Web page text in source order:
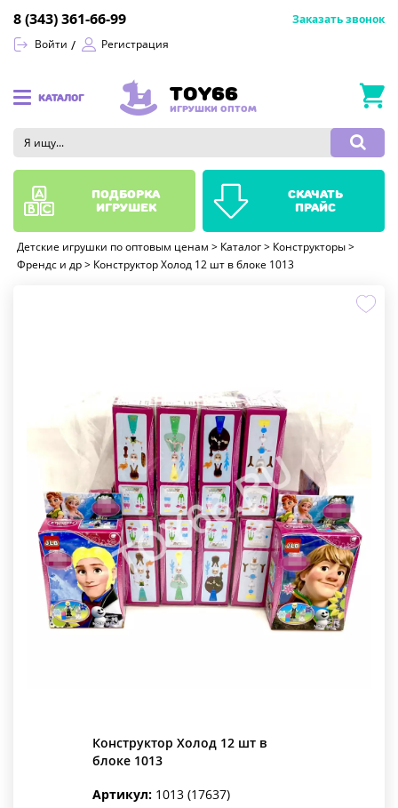
Войти Регистрация
8 (343) 361-66-99 Заказать звонок
КАТАЛОГ TOY66
ИГРУШКИ ОПТОМ
Детские игрушки по оптовым ценам > Каталог > Конструкторы >
Френдс и др > Конструктор Холод 12 шт в блоке 1013
Конструктор Холод 12 шт в
блоке 1013
Артикул: 1013 (17637)
подборка
игрушек
скачать
прайс